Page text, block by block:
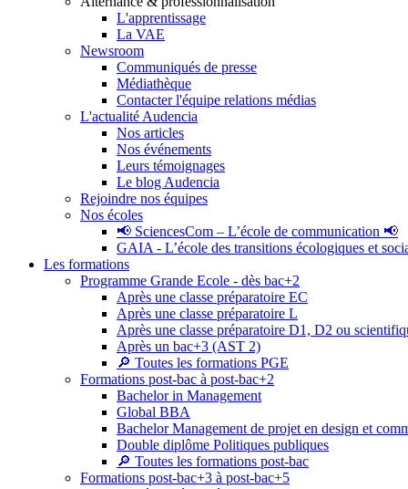
L'apprentissage
La VAE
Newsroom
Communiqués de presse
Médiathèque
Contacter l'équipe relations médias
L'actualité Audencia
Nos articles
Nos événements
Leurs témoignages
Le blog Audencia
Rejoindre nos équipes
Nos écoles
📢 SciencesCom – L’école de communication 📢
GAIA - L’école des transitions écologiques et
Les formations
Programme Grande Ecole - dès bac+2
Après une classe préparatoire EC
Après une classe préparatoire L
Après une classe préparatoire D1, D2 ou
Après un bac+3 (AST 2)
🔎 Toutes les formations PGE
Formations post-bac à post-bac+2
Bachelor in Management
Global BBA
Bachelor Management de projet en design et
Double diplôme Politiques publiques
🔎 Toutes les formations post-bac
Formations post-bac+3 à post-bac+5